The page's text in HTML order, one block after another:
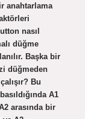
anahtarlama
nasıl
düğme
Başka bir
düğmeden
Bu
A1
arasında bir